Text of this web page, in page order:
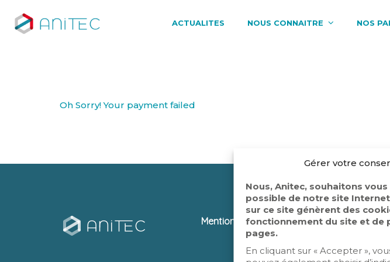
Gérer votre
Nous, Anitec, souhaitons
possible de notre site
sur ce site génèrent des
fonctionnement du site et de
pages.
En cliquant sur « Accepter »,
ACTUALITES NOUS CONNAITRE NOS
Oh Sorry! Your payment failed
Mentions légales Anitec